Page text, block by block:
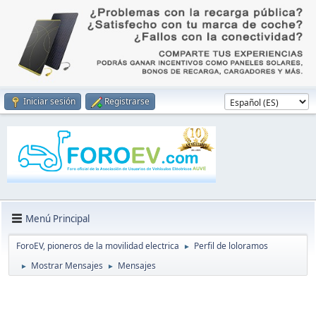
Iniciar sesión Registrarse
Menú Principal
ForoEV, pioneros de la movilidad electrica ► Perfil de loloramos
► Mostrar Mensajes ► Mensajes